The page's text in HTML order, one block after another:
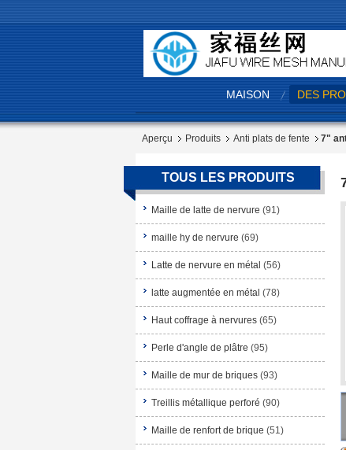
MAISON DES
Aperçu Produits Anti plats de fente 7"
TOUS LES PRODUITS
Maille de latte de nervure (91)
maille hy de nervure (69)
Latte de nervure en métal (56)
latte augmentée en métal (78)
Haut coffrage à nervures (65)
Perle d'angle de plâtre (95)
Maille de mur de briques (93)
Treillis métallique perforé (90)
Maille de renfort de brique (51)